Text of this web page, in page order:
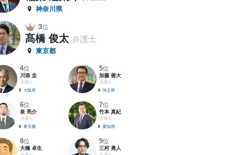
神奈川県
3位
髙橋 俊太 弁護士
東京都
4位
川添 圭
弁護士
大阪府
5位
加藤 善大
弁護士
埼玉県
6位
泉 亮介
弁護士
東京都
7位
竹本 真紀
弁護士
愛知県
8位
大橋 卓生
9位
三村 勇人